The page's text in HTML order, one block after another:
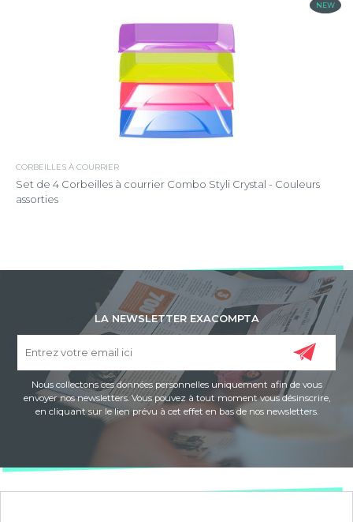
NEW
CORBEILLES À COURRIER
Set de 4 Corbeilles à courrier Combo Styli Crystal - Couleurs
assorties
LA NEWSLETTER EXACOMPTA
Nous collectons ces données personnelles uniquement afin de vous
envoyer nos newsletters. Vous pouvez à tout moment vous désinscrire,
en cliquant sur le lien prévu à cet effet en bas de nos newsletters.